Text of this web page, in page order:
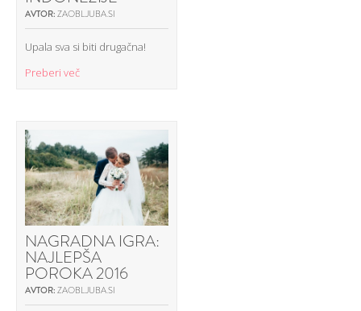
AVTOR:ZAOBLJUBA.SI
Upala sva si biti drugačna!
Preberi več
NAGRADNA IGRA:
NAJLEPŠA
POROKA 2016
AVTOR:ZAOBLJUBA.SI